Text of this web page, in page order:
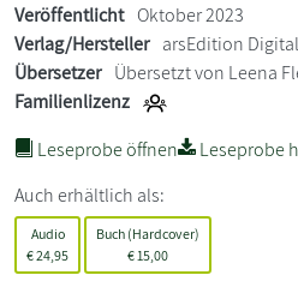
Veröffentlicht Oktober 2023
Verlag/Hersteller arsEdition Digital
Übersetzer Übersetzt von Leena
Familienlizenz
Leseprobe öffnen
Leseprobe
Auch erhältlich als:
Audio
€24,95
Buch (Hardcover)
€ 15,00